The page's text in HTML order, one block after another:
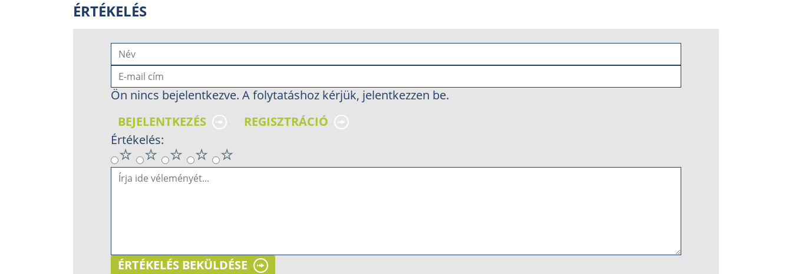
ÉRTÉKELÉS
Ön nincs bejelentkezve. A folytatáshoz kérjük, jelentkezzen be.
BEJELENTKEZÉS
REGISZTRÁCIÓ
Értékelés:
ÉRTÉKELÉS BEKÜLDÉSE